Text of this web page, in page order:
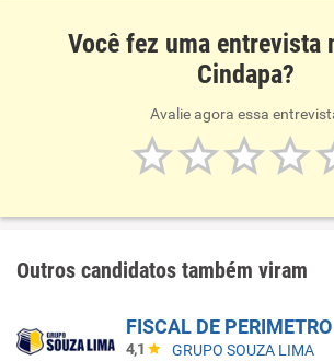
Você fez uma entrevista
Cindapa?
Avalie agora essa
Outros candidatos também viram
4,1 GRUPO SOUZA LIMA